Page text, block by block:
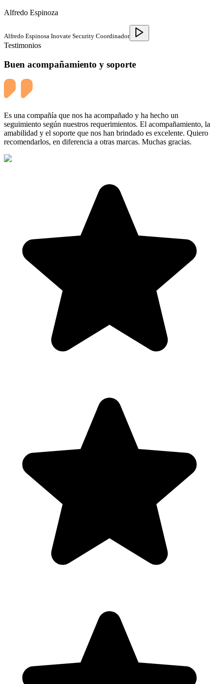
Alfredo Espinoza
Alfredo Espinosa Inovate Security Coordinador
Testimonios
Buen acompañamiento y soporte
Es una compañía que nos ha acompañado y ha hecho un
seguimiento según nuestros requerimientos. El acompañamiento, la
amabilidad y el soporte que nos han brindado es excelente. Quiero
recomendarlos, en diferencia a otras marcas. Muchas gracias.